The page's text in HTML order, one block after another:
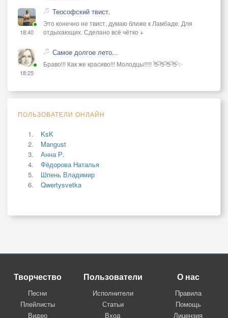
18:40
Теософский твист.
Это конечно не твист, думаю ближе к Ламбаде. Для
отдыхающих. Сделано всё чётко +
18:25
Самое долгое лето...
Браво!!! Как же красиво!!! Молодцы!!!!! 👋👋👋👋✨
ПОЛЬЗОВАТЕЛИ ОНЛАЙН
KsK
Mangust
Анна Р.
Фёдорова Наталья
Шпень Владимир
Qwertysvetka
Творчество
Песни
Плейлисты
Видео
Пользователи
Исполнители
Статьи
Вход
О нас
Правила
Помощь
Лицензия